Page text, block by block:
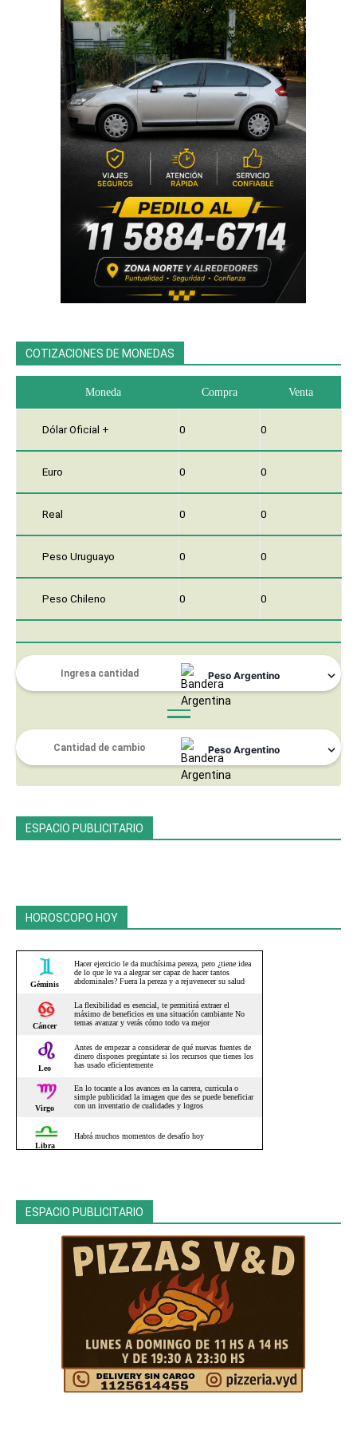
COTIZACIONES DE MONEDAS
Moneda Compra Venta
Dólar Oficial + 0 0
Euro 0 0
Real 0 0
Peso Uruguayo 0 0
Peso Chileno 0 0
ESPACIO PUBLICITARIO
HOROSCOPO HOY
ESPACIO PUBLICITARIO